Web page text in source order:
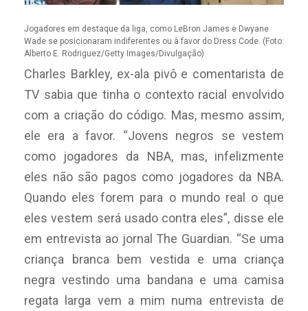
Jogadores em destaque da liga, como LeBron James e Dwyane
Wade se posicionaram indiferentes ou à favor do Dress Code. (Foto:
Alberto E. Rodriguez/Getty Images/Divulgação)
Charles Barkley, ex-ala pivô e comentarista de
TV sabia que tinha o contexto racial envolvido
com a criação do código. Mas, mesmo assim,
ele era a favor. “Jovens negros se vestem
como jogadores da NBA, mas, infelizmente
eles não são pagos como jogadores da NBA.
Quando eles forem para o mundo real o que
eles vestem será usado contra eles”, disse ele
em entrevista ao jornal The Guardian. “Se uma
criança branca bem vestida e uma criança
negra vestindo uma bandana e uma camisa
regata larga vem a mim numa entrevista de